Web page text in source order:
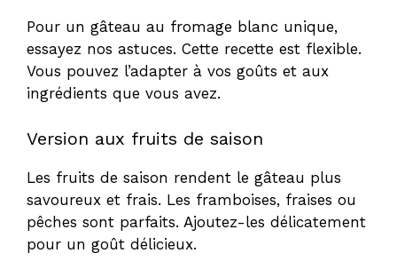
Pour un gâteau au fromage blanc unique,
essayez nos astuces. Cette recette est flexible.
Vous pouvez l’adapter à vos goûts et aux
ingrédients que vous avez.
Version aux fruits de saison
Les fruits de saison rendent le gâteau plus
savoureux et frais. Les framboises, fraises ou
pêches sont parfaits. Ajoutez-les délicatement
pour un goût délicieux.